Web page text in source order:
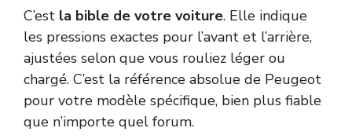
C’est la bible de votre voiture. Elle indique
les pressions exactes pour l’avant et l’arrière,
ajustées selon que vous rouliez léger ou
chargé. C’est la référence absolue de Peugeot
pour votre modèle spécifique, bien plus fiable
que n’importe quel forum.